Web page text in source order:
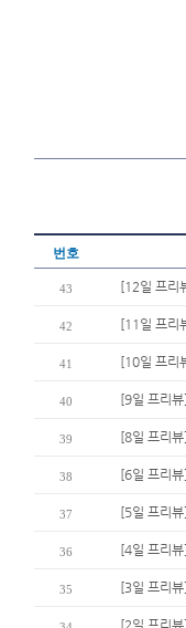
번호
43 [12일 프리
42 [11일 프리
41 [10일 프리
40 [9일 프리
39 [8일 프리
38 [6일 프리
37 [5일 프리
36 [4일 프리
35 [3일 프리
[2일 프리